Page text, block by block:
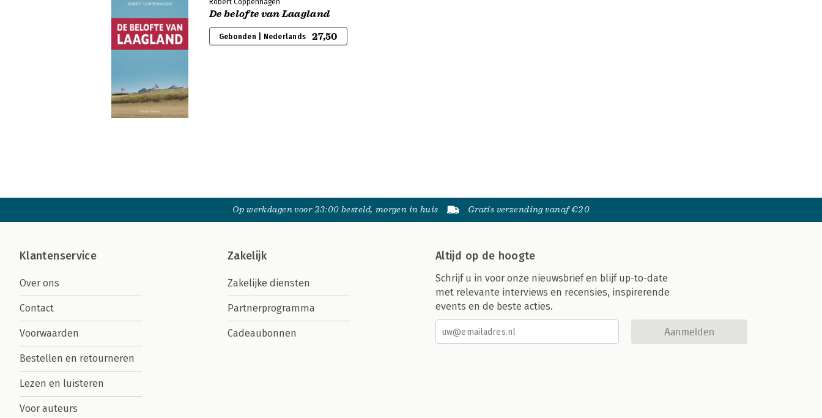
Robert Coppenhagen
De belofte van Laagland
Gebonden | Nederlands 27,50
Op werkdagen voor 23:00 besteld, morgen in huis Gratis verzending vanaf €20
Klantenservice
Over ons
Contact
Voorwaarden
Bestellen en retourneren
Lezen en luisteren
Voor auteurs
Zakelijk
Zakelijke diensten
Partnerprogramma
Cadeaubonnen
Altijd op de hoogte
Schrijf u in voor onze nieuwsbrief en blijf up-to-date
met relevante interviews en recensies, inspirerende
events en de beste acties.
Aanmelden